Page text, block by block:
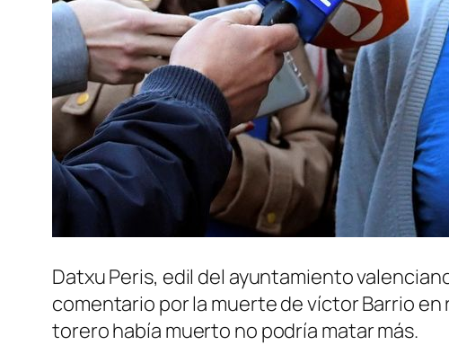
Datxu Peris, edil del ayuntamiento
comentario por la muerte de víctor Barrio
torero había muerto no podría matar más.